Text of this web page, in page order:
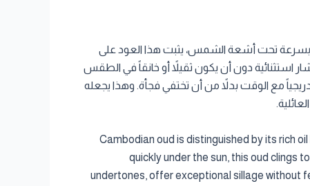
بسرعة تحت أشعة الشمس، يثبت هذا العود على
استثنائية دون أن يكون ثقيلاً أو خانقاً في الطقس
مع الوقت بدلاً من أن تختفي فجأة. وهذا يجعله
Cambodian oud is distinguished by its rich
quickly under the sun, this oud clings
undertones, offer exceptional sillage without